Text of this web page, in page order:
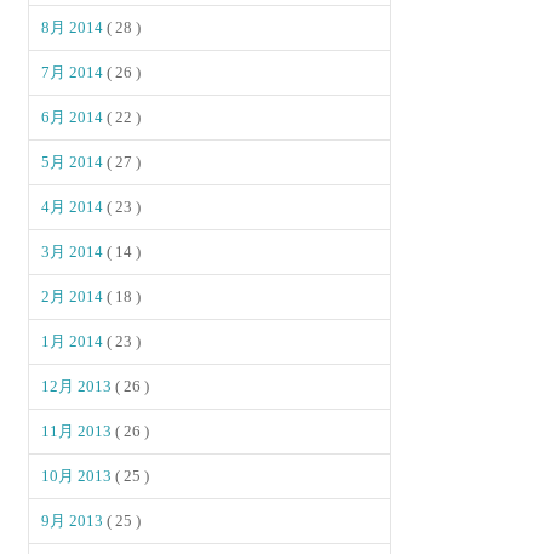
8月 2014( 28 )
7月 2014( 26 )
6月 2014( 22 )
5月 2014( 27 )
4月 2014( 23 )
3月 2014( 14 )
2月 2014( 18 )
1月 2014( 23 )
12月 2013( 26 )
11月 2013( 26 )
10月 2013( 25 )
9月 2013( 25 )